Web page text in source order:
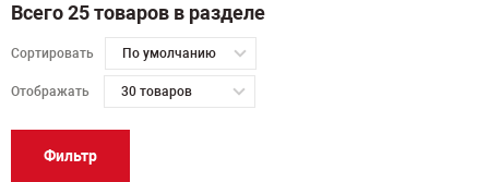
Всего 25 товаров в разделе
Сортировать По умолчанию
Отображать 30 товаров
Фильтр